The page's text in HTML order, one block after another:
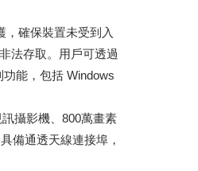
，確保裝置未受到入
法存取。用戶可透過
能，包括 Windows
攝影機、800萬畫素
備通透天線連接埠，